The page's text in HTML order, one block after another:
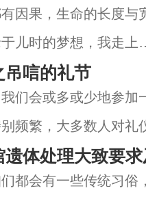
因果，生命的长度与
儿时的梦想，我走上
伍，感染着他们的欢
；后来因生活所需，我
“终点关怀”的特殊职
吊唁的礼节
们会或多或少地参加
频繁，大多数人对礼
说，葬礼是生命中蕞
葬礼时，我们须遵守相
体处理大致要
都会有一些传统习俗